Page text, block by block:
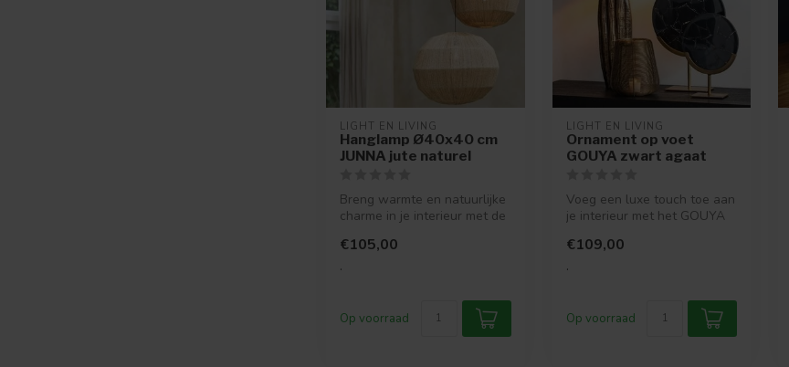
LIGHT EN LIVING
Hanglamp Ø40x40 cm
JUNNA jute naturel
Breng warmte en natuurlijke
charme in je interieur met de
€105,00
.
Op voorraad
LIGHT EN LIVING
Ornament op voet
GOUYA zwart agaat
Voeg een luxe touch toe aan
je interieur met het GOUYA
€109,00
.
Op voorraad